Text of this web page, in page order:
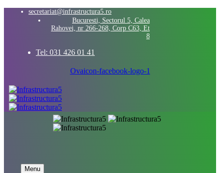
secretariat@infrastructura5.ro
Bucuresti, Sectorul 5, Calea
Rahovei, nr 266-268, Corp C63, Et
8
Tel: 031 426 01 41
Ovaicon-facebook-logo-1
Menu